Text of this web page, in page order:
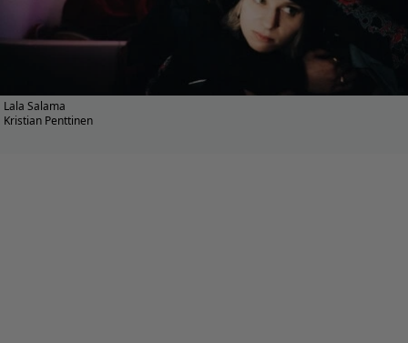
Lala Salama
Kristian Penttinen